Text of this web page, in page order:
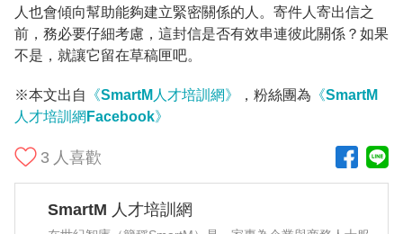
人也會傾向幫助能夠建立緊密關係的人。寄件人寄出信之
前，務必要仔細考慮，這封信是否有效串連彼此關係？如果
不是，就讓它留在草稿匣吧。
※本文出自 《SmartM人才培訓網》 ，粉絲團為 《SmartM
人才培訓網Facebook》
3 人喜歡
SmartM 人才培訓網